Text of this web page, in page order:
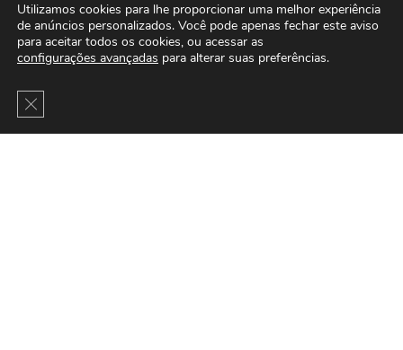
Utilizamos cookies para lhe proporcionar uma melhor experiência
de anúncios personalizados. Você pode apenas fechar este aviso
para aceitar todos os cookies, ou acessar as
configurações avançadas para alterar suas preferências.
Close GDPR Cookie Banner